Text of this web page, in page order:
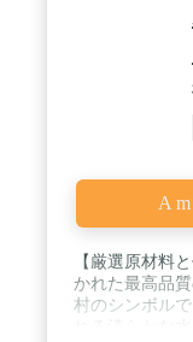
【厳選原材料
かれた最高品
村のシンボル